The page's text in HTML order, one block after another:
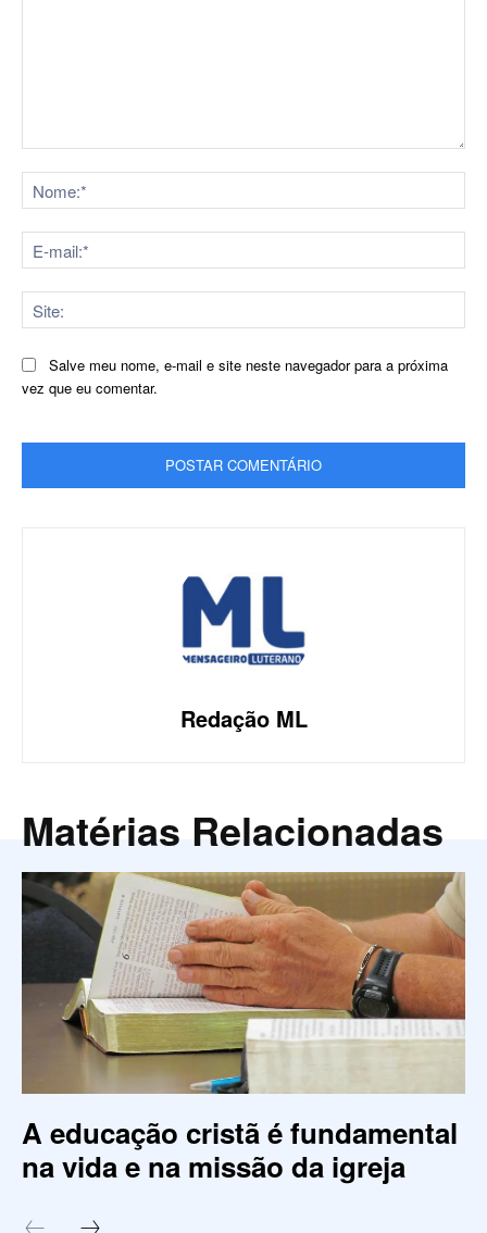
Salve meu nome, e-mail e site neste navegador para a próxima
vez que eu comentar.
Redação ML
Matérias Relacionadas
A educação cristã é fundamental
na vida e na missão da igreja